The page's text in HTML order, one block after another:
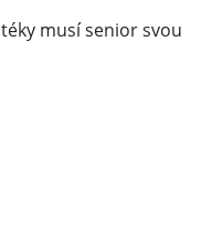
musí senior svou